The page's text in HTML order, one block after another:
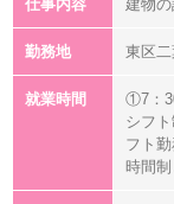
仕事内容 建物
勤務地 東区二
就業時間
①7：
シフ
フト
時間制